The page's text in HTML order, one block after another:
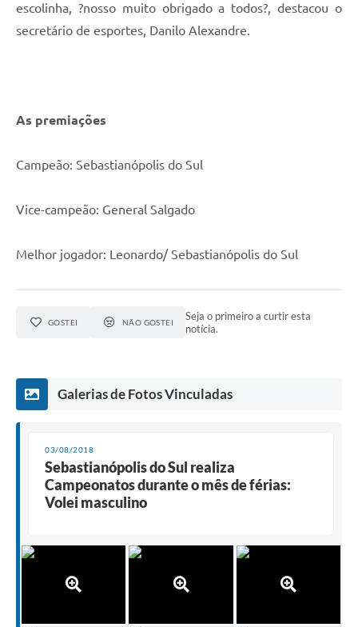
escolinha, ?nosso muito obrigado a todos?, destacou o
secretário de esportes, Danilo Alexandre.
As premiações
Campeão: Sebastianópolis do Sul
Vice-campeão: General Salgado
Melhor jogador: Leonardo/ Sebastianópolis do Sul
GOSTEI NÃO GOSTEI
Seja o primeiro a curtir esta
notícia.
Galerias de Fotos Vinculadas
03/08/2018
Sebastianópolis do Sul realiza
Campeonatos durante o mês de férias:
Volei masculino